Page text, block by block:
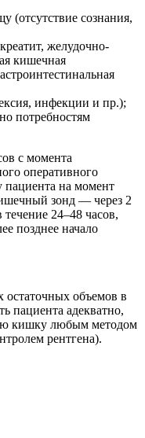
(отсутствие сознания,
желудочно-
кишечная
инфекции и пр.);
потребностям
с момента
оперативного
пациента на момент
зонд — через 2
24–48 часов,
позднее начало
остаточных объемов в
пациента адекватно,
кишку любым методом
рентгена).